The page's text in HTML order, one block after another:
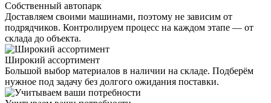
Собственный автопарк
Доставляем своими машинами, поэтому не зависим от
подрядчиков. Контролируем процесс на каждом этапе — от
склада до объекта.
Широкий ассортимент
Большой выбор материалов в наличии на складе. Подберём
нужное под задачу без долгого ожидания поставки.